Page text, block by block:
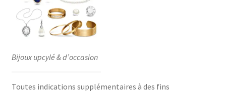
Bijoux upcylé & d’occasion
Toutes indications supplémentaires à des fins